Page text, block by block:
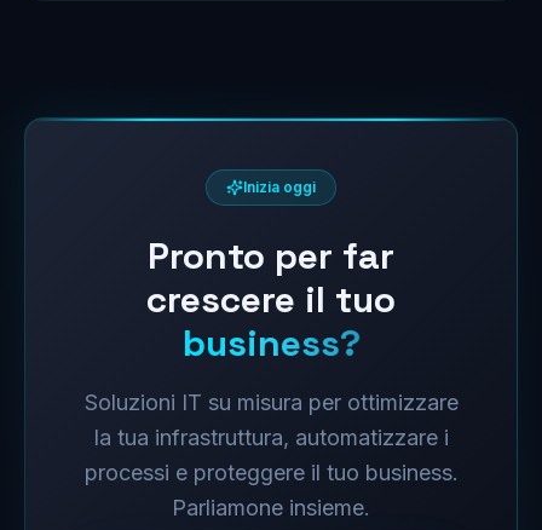
Inizia oggi
Pronto per far
crescere il tuo
business?
Soluzioni IT su misura per ottimizzare
la tua infrastruttura, automatizzare i
processi e proteggere il tuo business.
Parliamone insieme.